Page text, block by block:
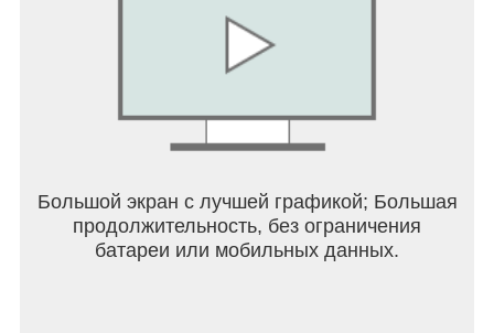
Большой экран с лучшей графикой; Большая
продолжительность, без ограничения
батареи или мобильных данных.